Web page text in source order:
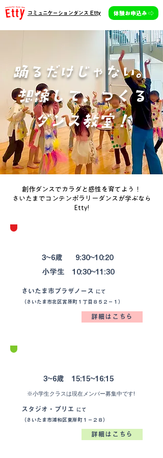
コミュニケーションダンス Etty 体験お申込み ⇨
踊るだけじゃない。
想像して、つくる
ダンス教室！
創作ダンスでカラダと感性を育てよう！
さいたまでコンテンポラリーダンスが学ぶなら
Etty!
さいたま市 ／ 宮原
3~6歳​ 9:30~10:20
小学生 10:30~11:30
さいたま市プラザノース にて
（さいたま市北区宮原町１丁目８５２−１）
詳細はこちら
​浦和
3~6歳​ 15:15~16:15
※小学生クラスは現在メンバー募集中です!
スタジオ・プリエ
にて
（さいたま市浦和区東岸町１−２８）
詳細はこちら